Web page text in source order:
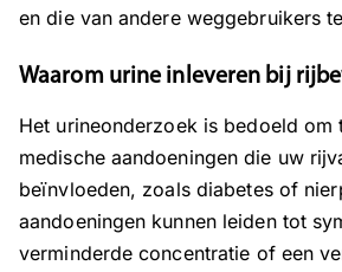
en die van andere weggebruikers
Waarom urine inleveren bij
Het urineonderzoek is bedoeld om
medische aandoeningen die uw
beïnvloeden, zoals diabetes of
aandoeningen kunnen leiden tot
verminderde concentratie of een